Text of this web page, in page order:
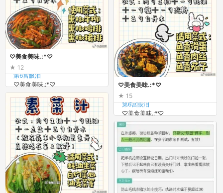
♡美食美味.:*♡
12
第6宫眼泪
♡美食美味.:*♡
♡美食美味.:*♡
15
第6宫眼泪
♡美食美味.:*♡